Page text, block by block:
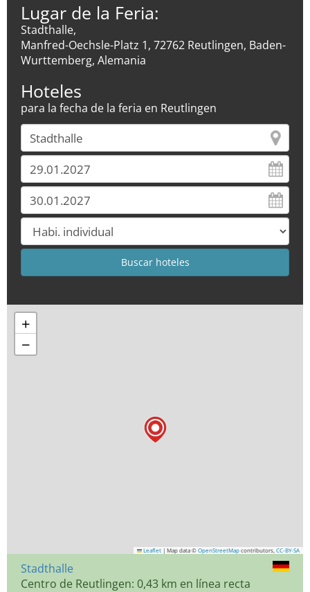
Lugar de la Feria:
Stadthalle,
Manfred-Oechsle-Platz 1, 72762 Reutlingen, Baden-
Wurttemberg, Alemania
Hoteles
para la fecha de la feria en Reutlingen
+
−
Leaflet | Map data © OpenStreetMap contributors, CC-BY-SA
Stadthalle
Centro de Reutlingen: 0,43 km en línea recta